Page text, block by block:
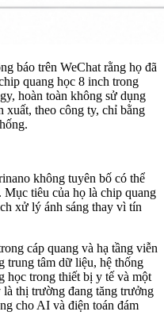
báo trên WeChat rằng họ đã
quang học 8 inch trong
hoàn toàn không sử dụng
theo công ty, chỉ bằng
không tuyên bố có thể
Mục tiêu của họ là chip quang
xử lý ánh sáng thay vì tín
cáp quang và hạ tầng viễn
trung tâm dữ liệu, hệ thống
học trong thiết bị y tế và một
thị trường đang tăng trưởng
cho AI và điện toán đám